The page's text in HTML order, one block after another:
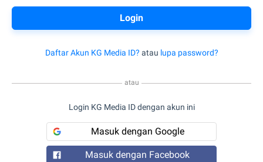
Daftar Akun KG Media ID? atau lupa password?
atau
Login KG Media ID dengan akun ini
Masuk dengan Google
Masuk dengan Facebook